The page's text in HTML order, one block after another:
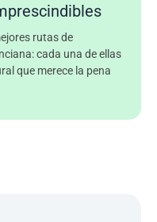
rutas de
cada una de ellas
que merece la pena